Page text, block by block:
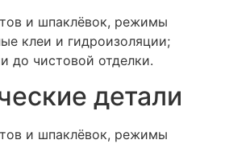
и шпаклёвок, режимы
клеи и гидроизоляции;
до чистовой отделки.
детали
и шпаклёвок, режимы